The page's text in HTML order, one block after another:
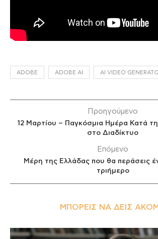
ADOBE ADOBE AI AI VIDEO
Προηγούμενο
12 Μαρτίου – Παγκόσμια Ημέρα Κατά
στο Διαδίκτυο
Επόμενο
Μέρη της Ελλάδας που θα περάσεις
τριήμερο
ΜΠΟΡΕΊΣ ΝΑ ΔΕΙΣ